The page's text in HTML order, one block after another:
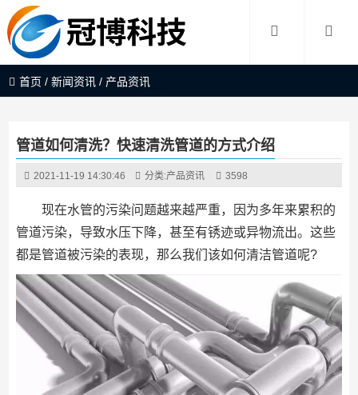
首页 /新闻资讯 / 产品资讯
管道如何清洗？快速清洗管道的方式介绍
2021-11-19 14:30:46 分类:产品资讯 3598
现在水管的污染问题越来越严重，因为多年来累积的
管道污染，导致水压下降，甚至有锈迹或异物流出。这些
都是管道被污染的表现，那么我们该如何清洁管道呢?